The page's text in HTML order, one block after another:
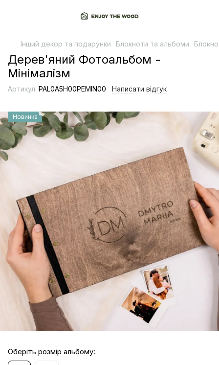
Інший декор та подарунки Блокноти та альбоми
Дерев'яний Фотоальбом -
Мінімалізм
Артикул: PAL0A5H00PEMIN00 Написати відгук
Новинка
Оберіть розмір альбому: